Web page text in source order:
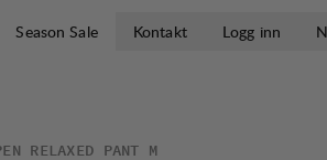
Season Sale Kontakt Logg inn
RELAXED PANT M